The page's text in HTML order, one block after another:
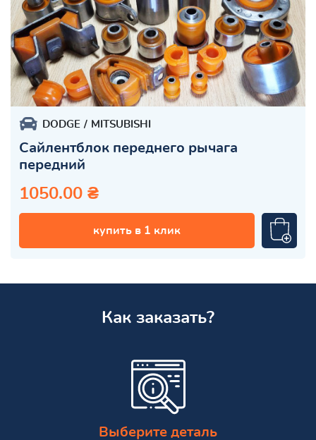
DODGE MITSUBISHI
Сайлентблок переднего рычага
передний
1050.00 ₴
купить в 1 клик
Как заказать?
Выберите деталь